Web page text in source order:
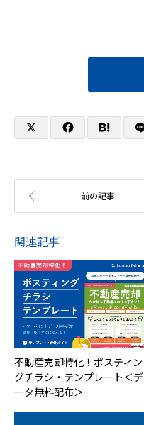
関連記事
不動産売却特化！ポスティン
グチラシ・テンプレート＜デ
ータ無料配布＞